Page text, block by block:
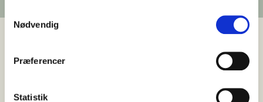
Nødvendig
Præferencer
Statistik
Udlejningen i Mindet fortsætter den positive
indgået aftale om udlejning af bygningens 34. og